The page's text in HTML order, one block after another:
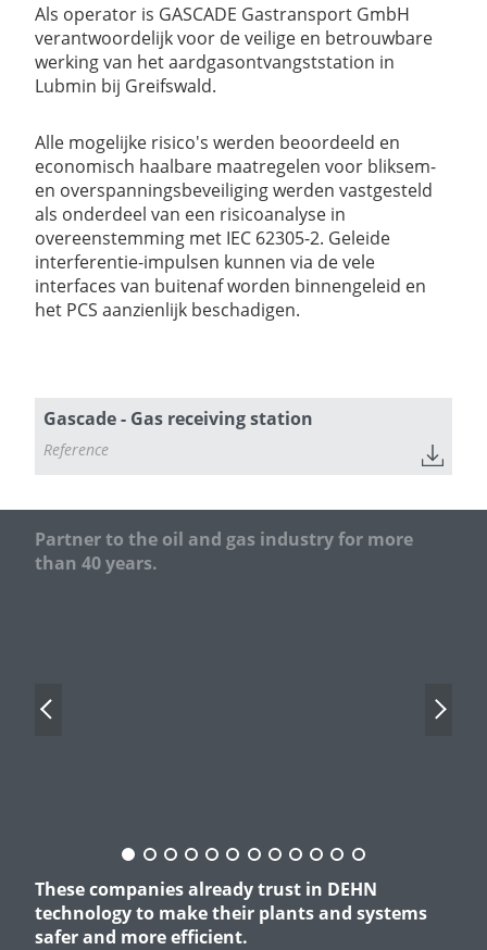
Als operator is GASCADE Gastransport GmbH
verantwoordelijk voor de veilige en betrouwbare
werking van het aardgasontvangststation in
Lubmin bij Greifswald.
Alle mogelijke risico's werden beoordeeld en
economisch haalbare maatregelen voor bliksem-
en overspanningsbeveiliging werden vastgesteld
als onderdeel van een risicoanalyse in
overeenstemming met IEC 62305-2. Geleide
interferentie-impulsen kunnen via de vele
interfaces van buitenaf worden binnengeleid en
het PCS aanzienlijk beschadigen.
Gascade - Gas receiving station
Reference
Partner to the oil and gas industry for more
than 40 years.
Previous Slide Next
BAYERNOIL Raffineriegesellschaft mbH
TAL - Transalpine Ölleitung GmbH
GASCADE Gastransport GmbH
German Cathodic Protection GmbH
Linde AG Engineering Devision
MERO Germany AG
Open Grid Europe GmbH
Steffel KKS GmbH
TAL - Transalpine Ölleitung in Österreich Ges.m.b.H.
bayernetz
RMR
ENSO NETZ GmbH
These companies already trust in DEHN
technology to make their plants and systems
safer and more efficient.